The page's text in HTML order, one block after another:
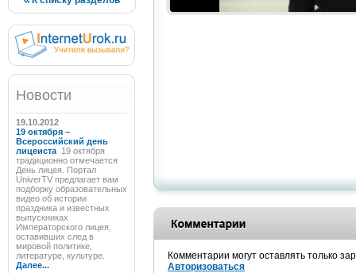
Новости
19.10.2012
19 октября –
Всероссийский день
лицеиста 19 октября
традиционно отмечается
День лицея. Портал
UniverTV предлагает вам
подборку образовательных
видео об истории
праздника и известных
выпускниках
Императорского лицея,
оставивших след в
мировой политике,
литературе, культуре.
Далее...
Комментарии могут оставлять только
Авторизоваться